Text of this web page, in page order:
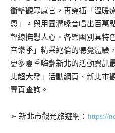
衝擊觀眾感官，再穿插「溫暖
恩」，與用圓潤嗓音唱出百萬
聲線撫慰人心。各樂團別具特
音樂季」精采絕倫的聽覺體驗
更多夏季嗨翻新北的活動資訊
北超大發」活動網頁、新北市
專頁查詢。
➢ 新北市觀光旅遊網： https://